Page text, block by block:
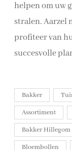
helpen om uw
stralen. Aarzel
profiteer van
succesvolle
Bakker
Assortiment
Bakker Hillegom
Bloembollen